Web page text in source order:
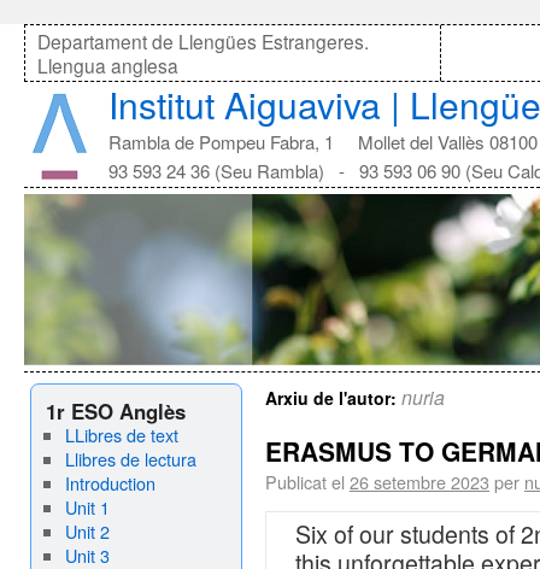
Departament de Llengües Estrangeres.
Llengua anglesa
Institut Aiguaviva |
Rambla de Pompeu Fabra, 1 Mollet del Vallès 08100
93 593 24 36 (Seu Rambla) - 93 593 06 90 (Seu
1r ESO Anglès
LLibres de text
Llibres de lectura
Introduction
Unit 1
Unit 2
Unit 3
Arxiu de l'autor: nuria
ERASMUS TO
Publicat el 26 setembre 2023 per
Six of our students of